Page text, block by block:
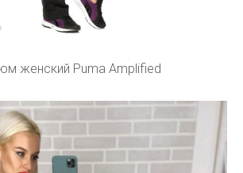
женский Puma Amplified